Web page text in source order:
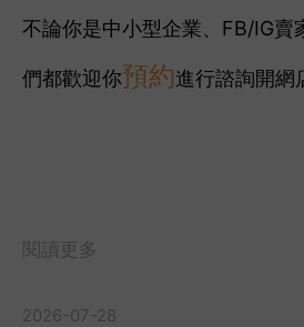
不論你是中小型企業、FB/IG賣
們都歡迎你預約進行諮詢開網
閱讀更多
2026-07-28